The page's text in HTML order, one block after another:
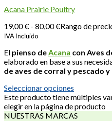
Acana Prairie Poultry
19,00€ - 80,00€Rango de
IVA Incluido
El pienso deAcana con Aves
elaborado en base a sus
de aves de corral y pescado
Seleccionar opciones
Este producto tiene múltiples
elegir en la página de producto
NUESTRAS MARCAS